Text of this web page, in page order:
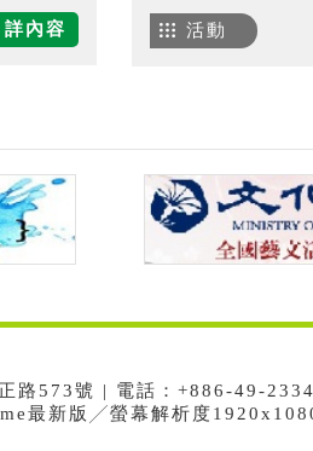
詳內容 活動
路573號 | 電話：+886-49-
最新版╱螢幕解析度